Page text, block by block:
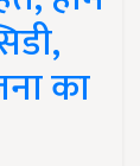
का